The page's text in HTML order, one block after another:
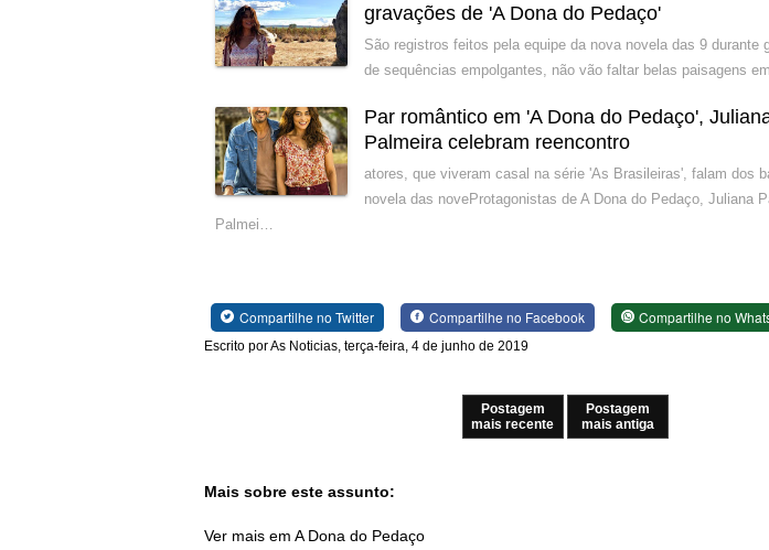
gravações de 'A Dona do Pedaço'
São registros feitos pela equipe da nova novela das 9 durante
de sequências empolgantes, não vão faltar belas paisagens
Par romântico em 'A Dona do Pedaço',
Palmeira celebram reencontro
atores, que viveram casal na série 'As Brasileiras', falam dos
novela das noveProtagonistas de A Dona do Pedaço, Juliana
Palmei…
Compartilhe no Twitter Compartilhe no Facebook Compartilhe no
Escrito por As Noticias, terça-feira, 4 de junho de 2019
Postagem
mais recente
Postagem
mais antiga
Mais sobre este assunto:
Ver mais em A Dona do Pedaço